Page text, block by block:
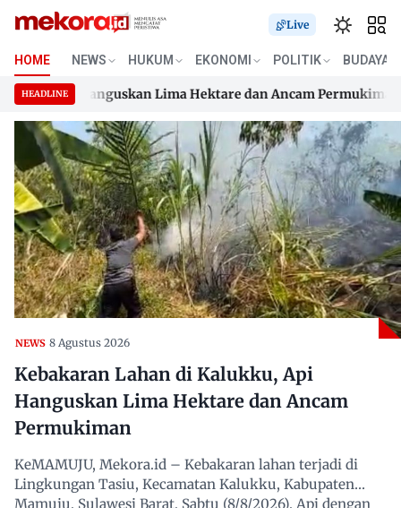
Skip
content
Live
HOME NEWS HUKUM EKONOMI POLITIK BUDAYA
HEADLINE
Api Hanguskan Lima Hektare dan Ancam Permukiman
Api Hanguskan Lima Hektare dan Ancam Permukiman
NEWS 8 Agustus 2026
Kebakaran Lahan di Kalukku, Api
Hanguskan Lima Hektare dan Ancam
Permukiman
KeMAMUJU, Mekora.id – Kebakaran lahan terjadi di
Lingkungan Tasiu, Kecamatan Kalukku, Kabupaten
Mamuju, Sulawesi Barat, Sabtu (8/8/2026). Api dengan